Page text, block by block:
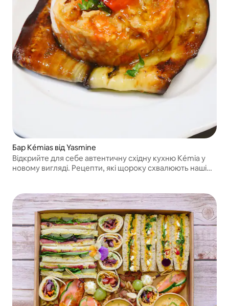
Бар Kémias від Yasmine
Відкрийте для себе автентичну східну кухню Kémia у
новому вигляді. Рецепти, які щороку схвалюють наші